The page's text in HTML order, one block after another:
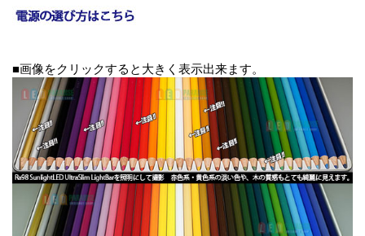
■画像をクリックすると大きく表示出来ます。